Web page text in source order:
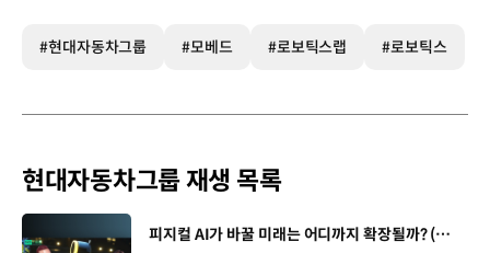
#현대자동차그룹 #모베드 #로보틱스랩 #로보틱스
현대자동차그룹 재생 목록
[동영상]
피지컬 AI가 바꿀 미래는 어디까지 확장될까? (with 카이스트 김대식 교수) | 현대진행형 팟캐스트 EP. 22